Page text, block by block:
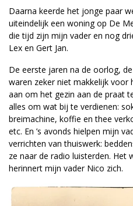
Daarna keerde het jonge paar
uiteindelijk een woning op De
die tijd zijn mijn vader en nog
Lex en Gert Jan.
De eerste jaren na de oorlog,
waren zeker niet makkelijk voor
aan om het gezin aan de praat
alles om wat bij te verdienen:
breimachine, koffie en thee
etc. En ’s avonds hielpen mijn
verrichten van thuiswerk:
ze naar de radio luisterden. Het
herinnert mijn vader Nico zich.